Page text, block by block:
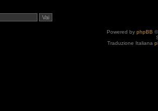
Powered by phpBB
Traduzione Italiana